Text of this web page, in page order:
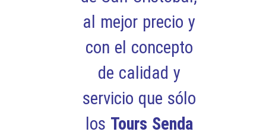
al mejor precio y
con el concepto
de calidad y
servicio que sólo
los Tours Senda